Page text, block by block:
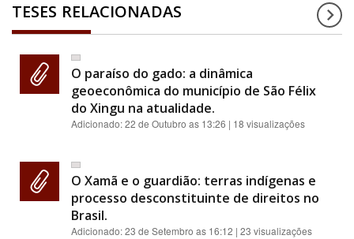
TESES RELACIONADAS
O paraíso do gado: a dinâmica
geoeconômica do município de São Félix
do Xingu na atualidade.
Adicionado:22 de Outubro as 13:26 | 18 visualizações
O Xamã e o guardião: terras indígenas e
processo desconstituinte de direitos no
Brasil.
Adicionado:23 de Setembro as 16:12 | 23 visualizações